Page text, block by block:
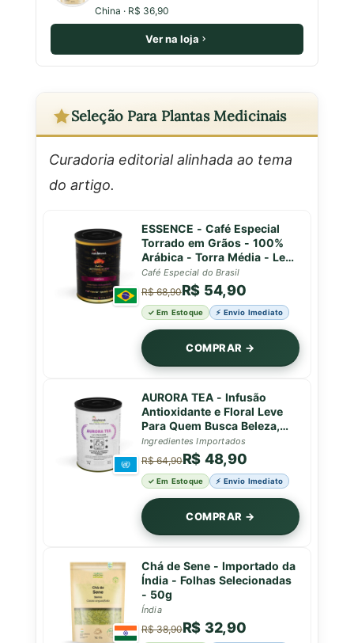
China · R$ 36,90
Ver na loja
Seleção Para Plantas Medicinais
Curadoria editorial alinhada ao tema
do artigo.
ESSENCE - Café Especial
Torrado em Grãos - 100%
Arábica - Torra Média - Leve
e Refinado - Caparaó MG -
Lata Premium - Natublend -
100g
Café Especial do Brasil
R$ 68,90R$ 54,90
✓ Em Estoque ⚡ Envio Imediato
COMPRAR →
AURORA TEA - Infusão
Antioxidante e Floral Leve
Para Quem Busca Beleza,
Bem-Estar e Frescor - Lata -
50g
Ingredientes Importados
R$ 64,90R$ 48,90
✓ Em Estoque ⚡ Envio Imediato
COMPRAR →
Chá de Sene - Importado da
Índia - Folhas Selecionadas
- 50g
Índia
R$ 38,90R$ 32,90